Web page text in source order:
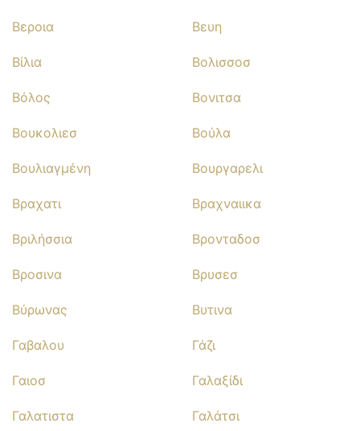
Βεροια Βευη
Βίλια Βολισσοσ
Βόλος Βονιτσα
Βουκολιεσ Βούλα
Βουλιαγμένη Βουργαρελι
Βραχατι Βραχναιικα
Βριλήσσια Βρονταδοσ
Βροσινα Βρυσεσ
Βύρωνας Βυτινα
Γαβαλου Γάζι
Γαιοσ Γαλαξίδι
Γαλατιστα Γαλάτσι